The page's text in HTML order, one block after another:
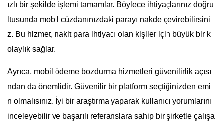
ızlı bir şekilde işlemi tamamlar. Böylece ihtiyaçlarınız doğru
ltusunda mobil cüzdanınızdaki parayı nakde çevirebilirsini
z. Bu hizmet, nakit para ihtiyacı olan kişiler için büyük bir k
olaylık sağlar.
Ayrıca, mobil ödeme bozdurma hizmetleri güvenilirlik açısı
ndan da önemlidir. Güvenilir bir platform seçtiğinizden emi
n olmalısınız. İyi bir araştırma yaparak kullanıcı yorumlarını
inceleyebilir ve başarılı referanslara sahip bir şirketle çalışa